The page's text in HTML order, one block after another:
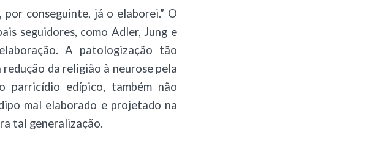
conseguinte, já o elaborei.” O
seguidores, como Adler, Jung e
A patologização tão
da religião à neurose pela
parricídio edípico, também não
mal elaborado e projetado na
tal generalização.